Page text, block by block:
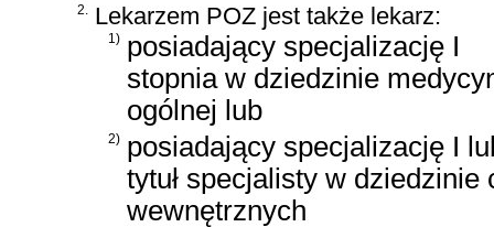
2. Lekarzem POZ jest także lekarz:
1) posiadający specjalizację I
stopnia w dziedzinie
ogólnej lub
2) posiadający specjalizację I
tytuł specjalisty w dziedzinie
wewnętrznych